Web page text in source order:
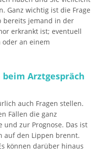
Ganz wichtig ist die Frage
bereits jemand in der
erkrankt ist; eventuell
an einem
Arztgespräch
auch Fragen stellen.
Fällen die ganz
und zur Prognose. Das ist
auf den Lippen brennt.
können darüber hinaus